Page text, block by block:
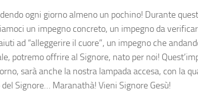
ogni giorno almeno un pochino! Durante
un impegno concreto, un impegno da
ad “alleggerire il cuore”, un impegno che
potremo offrire al Signore, nato per noi!
sarà anche la nostra lampada accesa, con la
Signore… Maranathà! Vieni Signore Gesù!